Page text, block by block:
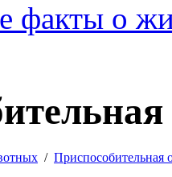
факты о
/ Приспособительная